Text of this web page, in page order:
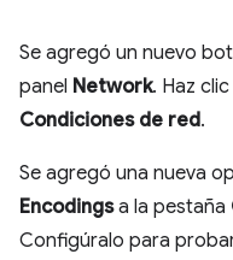
Se agregó un nuevo
panel Network. Haz
Condiciones de red.
Se agregó una nueva
Encodingsa la pestaña
Configúralo para